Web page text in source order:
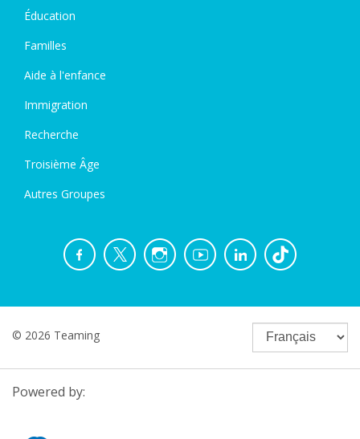
Éducation
Familles
Aide à l'enfance
Immigration
Recherche
Troisième Âge
Autres Groupes
© 2026 Teaming
Powered by: